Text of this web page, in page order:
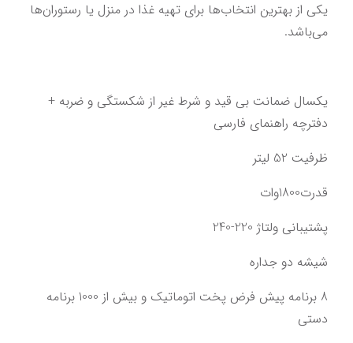
می‌باشد.
دفترچه راهنمای فارسی
ظرفیت 52 لیتر
قدرت1800وات
پشتیبانی ولتاژ 220-240
شیشه دو جداره
دستی